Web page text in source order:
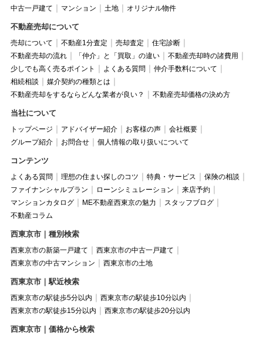
中古一戸建て
マンション 土地 オリジナル物件
不動産売却について
売却について 不動産1分査定 売却査定
住宅診断
不動産売却の流れ
「仲介」と「買取」の違い
不動産売却時の諸費用
少しでも高く売るポイント
よくある質問
仲介手数料について
相続相談
媒介契約の種類とは
不動産売却をするならどんな業者が良い？
不動産売却価格の決め方
当社について
トップページ アドバイザー紹介 お客様の声
会社概要
グループ紹介
お問合せ 個人情報の取り扱いについて
コンテンツ
よくある質問 理想の住まい探しのコツ 特典・サービス
保険の相談
ファイナンシャルプラン
ローンシミュレーション
来店予約
マンションカタログ
ME不動産西東京の魅力
スタッフブログ
不動産コラム
西東京市｜種別検索
西東京市の新築一戸建て
西東京市の中古一戸建て
西東京市の中古マンション
西東京市の土地
西東京市｜駅近検索
西東京市の駅徒歩5分以内
西東京市の駅徒歩10分以内
西東京市の駅徒歩15分以内
西東京市の駅徒歩20分以内
西東京市｜価格から検索